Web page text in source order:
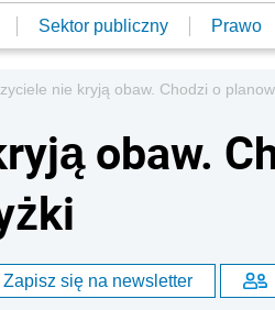
Sektor publiczny Prawo
nie kryją obaw. Chodzi o
obaw.
Zapisz się na newsletter